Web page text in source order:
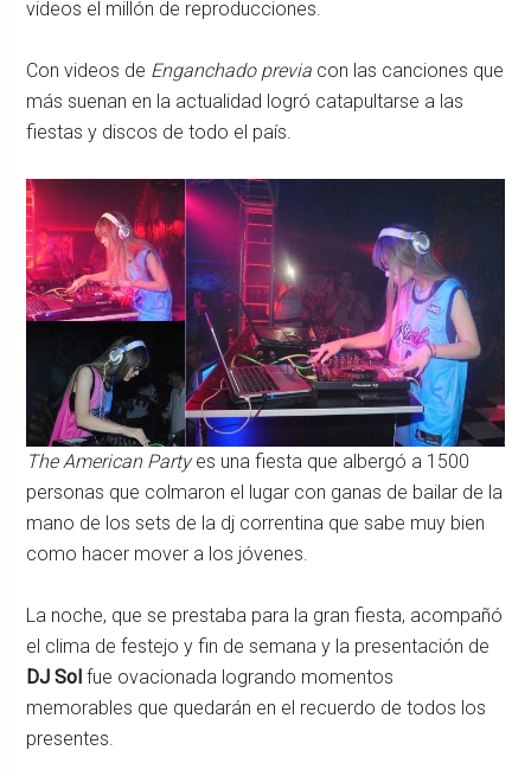
videos el millón de reproducciones.
Con videos de Enganchado previa con las canciones que
más suenan en la actualidad logró catapultarse a las
fiestas y discos de todo el país.
The American Partyes una fiesta que albergó a 1500
personas que colmaron el lugar con ganas de bailar de la
mano de los sets de la dj correntina que sabe muy bien
como hacer mover a los jóvenes.
La noche, que se prestaba para la gran fiesta, acompañó
el clima de festejo y fin de semana y la presentación de
DJ Sol fue ovacionada logrando momentos
memorables que quedarán en el recuerdo de todos los
presentes.